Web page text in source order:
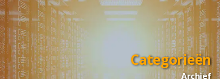
Categorieën
Archief